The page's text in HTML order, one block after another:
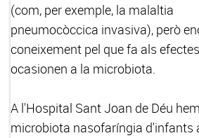
(com, per exemple, la malaltia
pneumocòccica invasiva), però
coneixement pel que fa als
ocasionen a la microbiota.
A l'Hospital Sant Joan de Déu
microbiota nasofaríngia d'infants